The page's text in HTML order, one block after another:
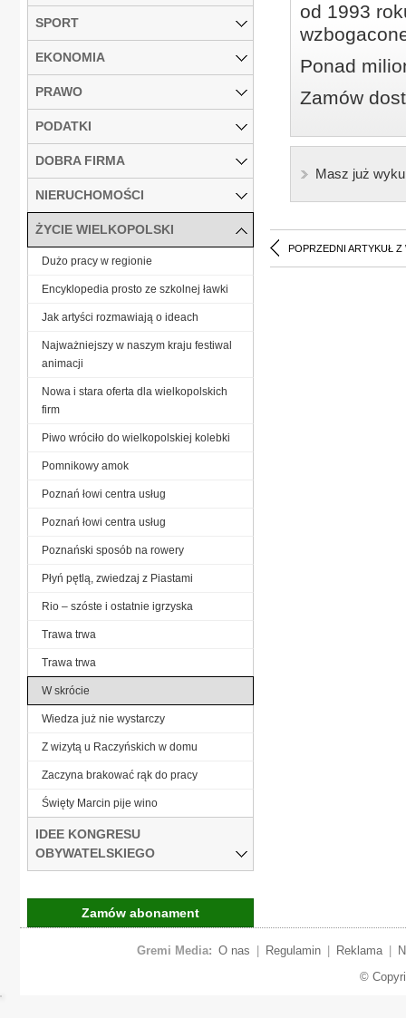
od 1993
Ponad
Zamów
Masz już
POPRZEDNI ARTYKUŁ Z
SPORT
EKONOMIA
PRAWO
PODATKI
DOBRA FIRMA
NIERUCHOMOŚCI
ŻYCIE WIELKOPOLSKI
Dużo pracy w regionie
Encyklopedia prosto ze szkolnej ławki
Jak artyści rozmawiają o ideach
Najważniejszy w naszym kraju festiwal
animacji
Nowa i stara oferta dla wielkopolskich
firm
Piwo wróciło do wielkopolskiej kolebki
Pomnikowy amok
Poznań łowi centra usług
Poznań łowi centra usług
Poznański sposób na rowery
Płyń pętlą, zwiedzaj z Piastami
Rio – szóste i ostatnie igrzyska
Trawa trwa
Trawa trwa
W skrócie
Wiedza już nie wystarczy
Z wizytą u Raczyńskich w domu
Zaczyna brakować rąk do pracy
Święty Marcin pije wino
IDEE KONGRESU
OBYWATELSKIEGO
Zamów abonament
Gremi Media: O nas Regulamin Reklama
©